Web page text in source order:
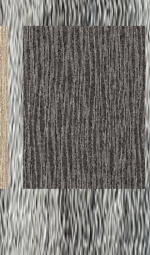
メーカー
スミノエ インテリア
プロダクツ
ECOS/LX-1700
SURF
¥7,800 / ㎡ 税抜¥7,800/ ㎡
[税抜]
サンプル請求